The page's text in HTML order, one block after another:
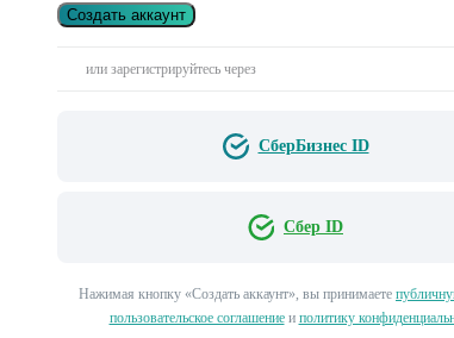
Создать аккаунт
или зарегистрируйтесь через
СберБизнес ID
Сбер ID
Нажимая кнопку «Создать аккаунт», вы принимаете
пользовательское соглашениеи политику